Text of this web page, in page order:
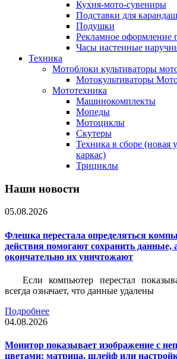
Кухня-мото-сувениры
Подставки для
Подушки
Рекламное оформление
Часы настенные
Техника
Мотоблоки культиваторы
Мотокультиваторы
Мототехника
Машинокомплекты
Мопеды
Мотоциклы
Скутеры
Техника в сборе (новая
каркас)
Трициклы
Наши новости
05.08.2026
Флешка перестала определяться
действия помогают сохранить данные,
окончательно их уничтожают
Если компьютер перестал
всегда означает, что данные удалены
Подробнее
04.08.2026
Монитор показывает изображение с
цветами: матрица, шлейф или